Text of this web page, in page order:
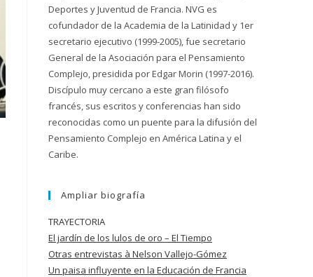
Deportes y Juventud de Francia. NVG es
cofundador de la Academia de la Latinidad y 1er
secretario ejecutivo (1999-2005), fue secretario
General de la Asociación para el Pensamiento
Complejo, presidida por Edgar Morin (1997-2016).
Discípulo muy cercano a este gran filósofo
francés, sus escritos y conferencias han sido
reconocidas como un puente para la difusión del
Pensamiento Complejo en América Latina y el
Caribe.
Ampliar biografía
TRAYECTORIA
El jardín de los lulos de oro – El Tiempo
Otras entrevistas à Nelson Vallejo-Gómez
Un paisa influyente en la Educación de Francia